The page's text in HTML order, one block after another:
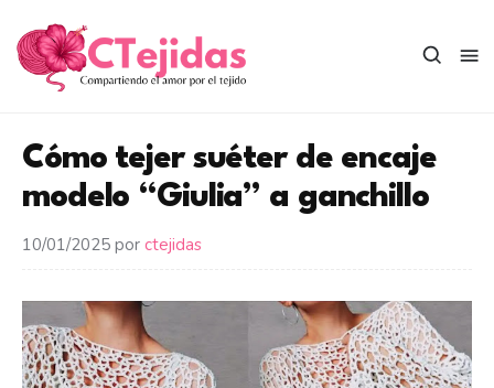
contenido
Cómo tejer suéter de encaje
modelo “Giulia” a ganchillo
10/01/2025 por ctejidas